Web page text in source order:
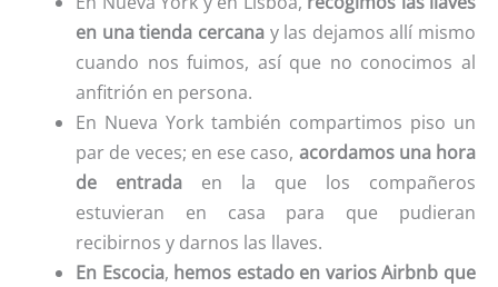
en una tienda cercanay las dejamos allí mismo
cuando nos fuimos, así que no conocimos al
anfitrión en persona.
En Nueva York también compartimos piso un
par de veces; en ese caso, acordamos una hora
de entrada en la que los compañeros
estuvieran en casa para que pudieran
recibirnos y darnos las llaves.
En Escocia, hemos estado en varios Airbnb que